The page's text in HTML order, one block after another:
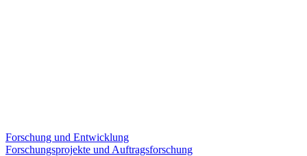
Forschung und Entwicklung
Forschungsprojekte und Auftragsforschung